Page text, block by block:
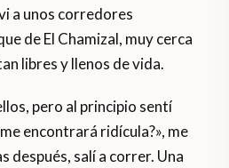
a unos corredores
de El Chamizal, muy cerca
libres y llenos de vida.
pero al principio sentí
encontrará ridícula?», me
después, salí a correr. Una